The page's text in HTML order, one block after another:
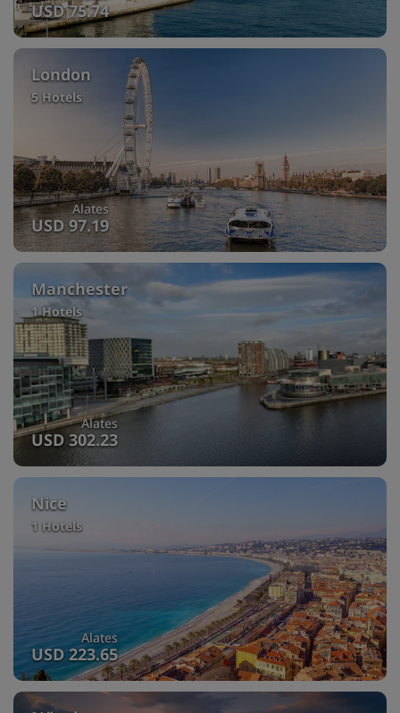
USD 75.74
London
5 Hotels
Alates
USD 97.19
Manchester
1 Hotels
Alates
USD 302.23
Nice
1 Hotels
Alates
USD 223.65